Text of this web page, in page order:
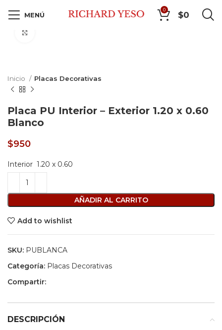
MENÚ
0 $0
Inicio Placas Decorativas
Placa PU Interior – Exterior 1.20 x 0.60
Blanco
$950
Interior 1.20 x 0.60
AÑADIR AL CARRITO
Add to wishlist
SKU: PUBLANCA
Categoría: Placas Decorativas
Compartir:
DESCRIPCIÓN